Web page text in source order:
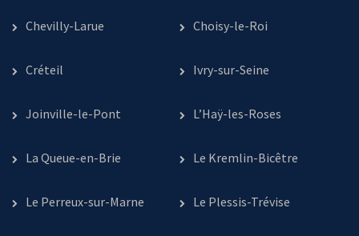
Chevilly-Larue Choisy-le-Roi
Créteil Ivry-sur-Seine
Joinville-le-Pont L’Haÿ-les-Roses
La Queue-en-Brie Le Kremlin-Bicêtre
Le Perreux-sur-Marne Le Plessis-Trévise